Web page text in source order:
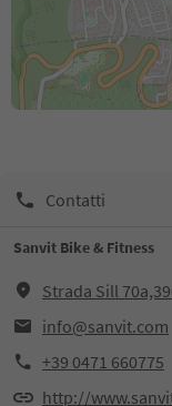
Contatti
Sanvit Bike & Fitness
Strada Sill
info@sanvit.com
+39 0471 660775
http://